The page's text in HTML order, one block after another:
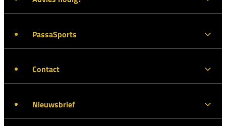
PassaSports
Contact
Nieuwsbrief